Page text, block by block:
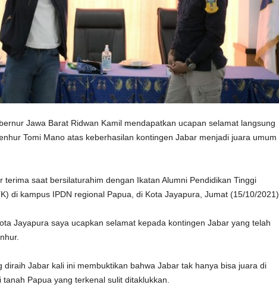
Jawa Barat Ridwan Kamil mendapatkan ucapan selamat langsung
Tomi Mano atas keberhasilan kontingen Jabar menjadi juara umum
terima saat bersilaturahim dengan Ikatan Alumni Pendidikan Tinggi
di kampus IPDN regional Papua, di Kota Jayapura, Jumat (15/10/2021).
Jayapura saya ucapkan selamat kepada kontingen Jabar yang telah
diraih Jabar kali ini membuktikan bahwa Jabar tak hanya bisa juara di
Papua yang terkenal sulit ditaklukkan.